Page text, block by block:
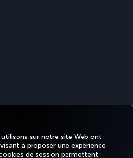
sur notre site Web ont
à proposer une expérience
de session permettent